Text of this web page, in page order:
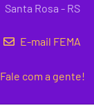
Santa Rosa - RS
E-mail FEMA
Fale com a gente!